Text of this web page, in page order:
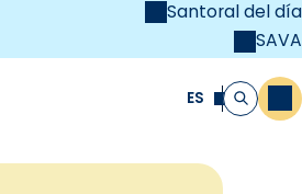
Santoral del día
SAVA
ES Buscar